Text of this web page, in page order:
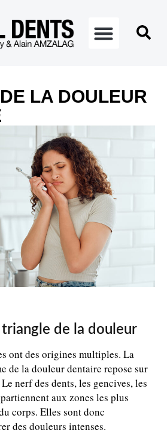
LA DOULEUR
triangle de la douleur
ont des origines multiples. La
de la douleur dentaire repose sur
nerf des dents, les gencives, les
aux zones les plus
corps. Elles sont donc
des douleurs intenses.